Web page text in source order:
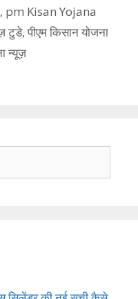
, pm Kisan Yojana
टुडे, पीएम किसान योजना
न्यूज़